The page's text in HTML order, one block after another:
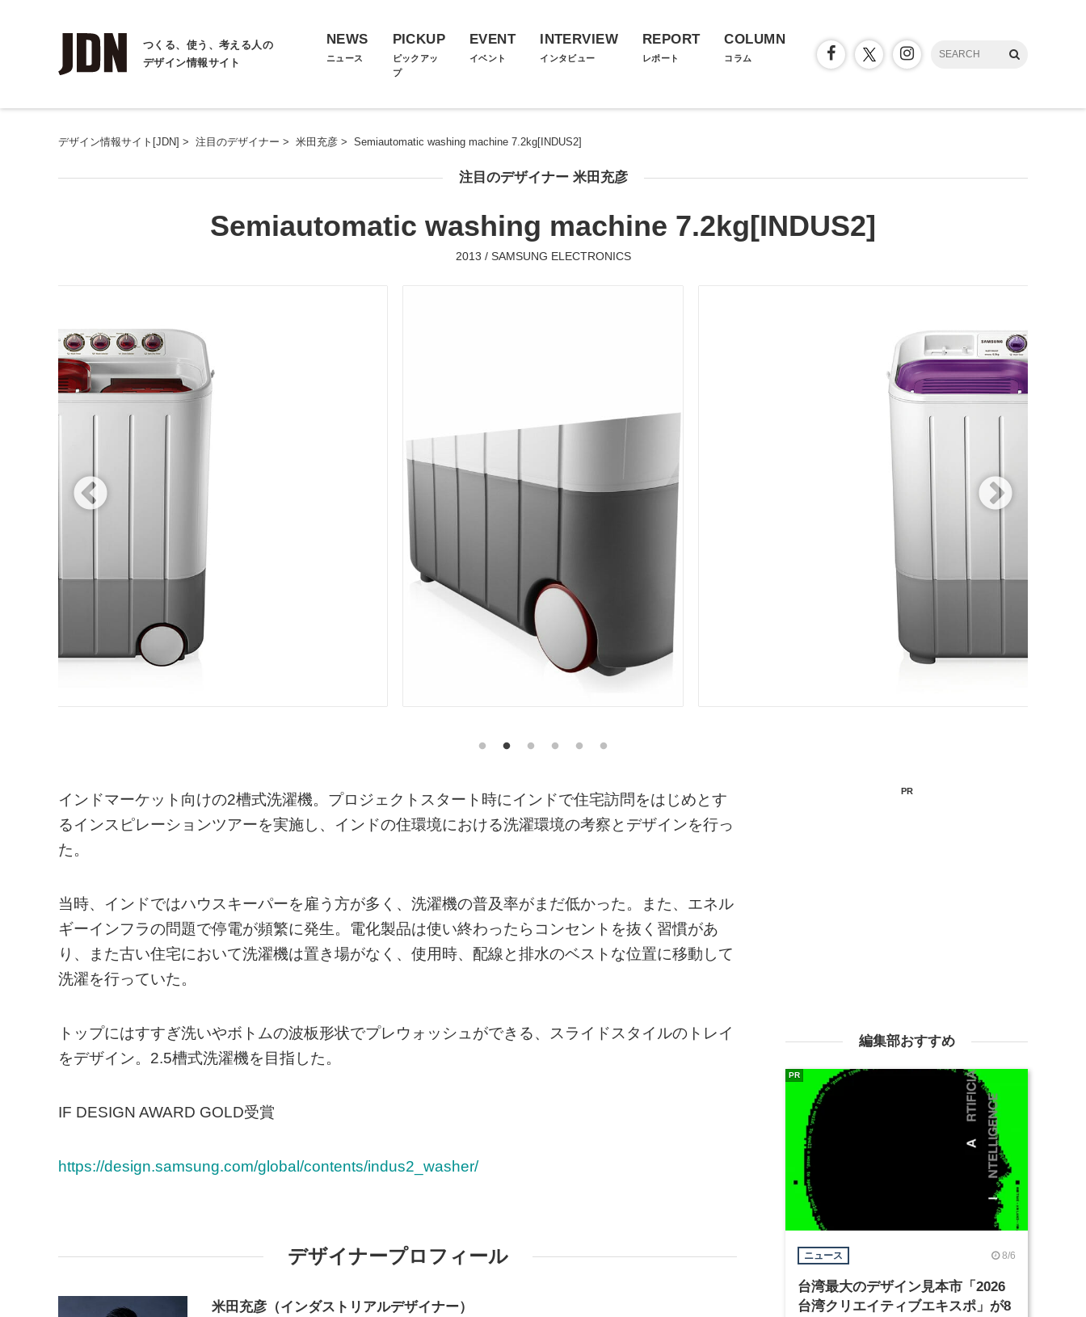
つくる、使う、考える人の
デザイン情報サイト
NEWS
ニュース
PICKUP
ピックアッ
プ
EVENT
イベント
INTERVIEW
インタビュー
REPORT
レポート
COLUMN
コラム
デザイン情報サイト[JDN] > 注目のデザイナー > 米田充彦 > Semiautomatic washing machine 7.2kg[INDUS2]
注目のデザイナー 米田充彦
Semiautomatic washing machine 7.2kg[INDUS2]
2013 / SAMSUNG ELECTRONICS
インドマーケット向けの2槽式洗濯機。プロジェクトスタート時にインドで住宅訪問をはじめとす
るインスピレーションツアーを実施し、インドの住環境における洗濯環境の考察とデザインを行っ
た。
当時、インドではハウスキーパーを雇う方が多く、洗濯機の普及率がまだ低かった。また、エネル
ギーインフラの問題で停電が頻繁に発生。電化製品は使い終わったらコンセントを抜く習慣があ
り、また古い住宅において洗濯機は置き場がなく、使用時、配線と排水のベストな位置に移動して
洗濯を行っていた。
トップにはすすぎ洗いやボトムの波板形状でプレウォッシュができる、スライドスタイルのトレイ
をデザイン。2.5槽式洗濯機を目指した。
IF DESIGN AWARD GOLD受賞
https://design.samsung.com/global/contents/indus2_washer/
デザイナープロフィール
米田充彦（インダストリアルデザイナー）
PR
編集部おすすめ
ニュース 8/6
台湾最大のデザイン見本市「2026
台湾クリエイティブエキスポ」が8
PR